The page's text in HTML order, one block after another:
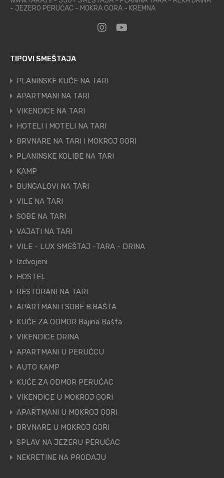
- JEZERO PERUĆAC - MOKRA GORA - KREMNA
TIPOVI SMEŠTAJA
PLANINSKE KUĆE NA TARI
APARTMANI NA TARI
VIKENDICE NA TARI
HOTELI I MOTELI NA TARI
BRVNARE NA TARI I MOKROJ GORI
PLANINSKE KOLIBE NA TARI
KAMP
BUNGALOVI NA TARI
VILE NA TARI
SOBE NA TARI
VAJATI NA TARI
VILE - LUX SMEŠTAJ -TARA - DRINA
Izdvojeni
HOSTEL
RESTORANI NA TARI
APARTMANI I SOBE B.BAŠTA
KUĆE ZA ODMOR Bajina Bašta
VIKENDICE DRINA
APARTMANI U PERUĆCU
AUTO KAMP
KUĆE ZA ODMOR PERUĆAC
VIKENDICE U MOKROJ GORI
APARTMANI U MOKROJ GORI
BRVNARE U MOKROJ GORI
SPLAV NA JEZERU PERUĆAC
NEKRETINE NA PRODAJU